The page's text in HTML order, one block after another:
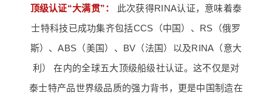
顶级认证“大满贯”：
此次获得RINA认证，意味着泰
士特科技已成功集齐包括CCS（中国）、RS（俄罗
斯）、ABS（美国）、BV（法国）以及RINA（意大
利） 在内的全球五大顶级船级社认证。这不仅是对
泰士特产品世界级品质的强力背书，更是中国制造在